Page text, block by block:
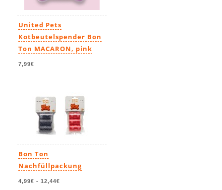
United Pets
Kotbeutelspender Bon
Ton MACARON, pink
7,99€
Bon Ton
Nachfüllpackung
4,99€ - 12,44€